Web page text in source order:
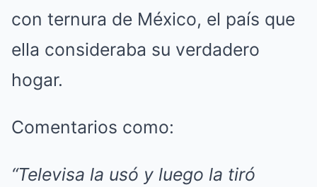
con ternura de México, el país que
ella consideraba su verdadero
hogar.
Comentarios como:
“Televisa la usó y luego la tiró